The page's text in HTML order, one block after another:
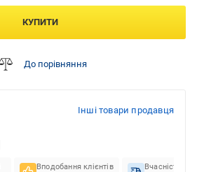
КУПИТИ
До порівняння
Інші товари продавця
Вподобання клієнтів Вчасність